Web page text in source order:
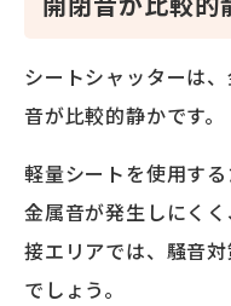
シートシャッターは
音が比較的静かです。
軽量シートを使用す
金属音が発生しにく
接エリアでは、騒音
でしょう。